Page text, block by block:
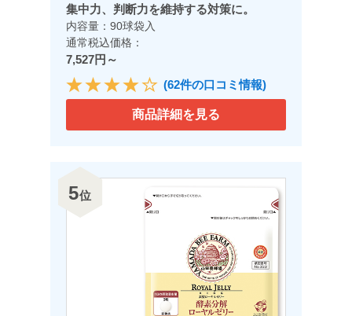
集中力、判断力を維持する対策に。
内容量：90球袋入
通常税込価格：
7,527円～
(62件の口コミ情報)
商品詳細を見る
5位